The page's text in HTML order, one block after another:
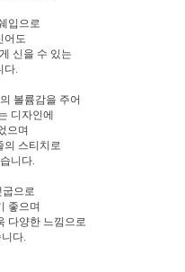
입으로
어도
신을 수 있는
다.
볼륨감을 주어
디자인에
으며
의 스티치로
니다.
굽으로
좋으며
다양한 느낌으로
다.